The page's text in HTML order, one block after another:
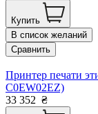
Купить
В список желаний
Сравнить
Принтер печати
C0EW02EZ)
33 352 ₴